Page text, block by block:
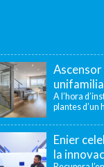
A l’hora
plantes d’un
Enier
la